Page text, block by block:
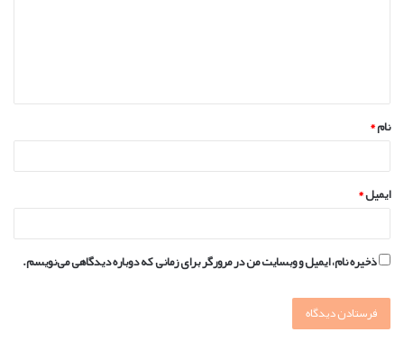
*
نام*
ایمیل*
ذخیره نام، ایمیل و وبسایت من در مرورگر برای زمانی که دوباره دیدگاهی می‌نویسم.